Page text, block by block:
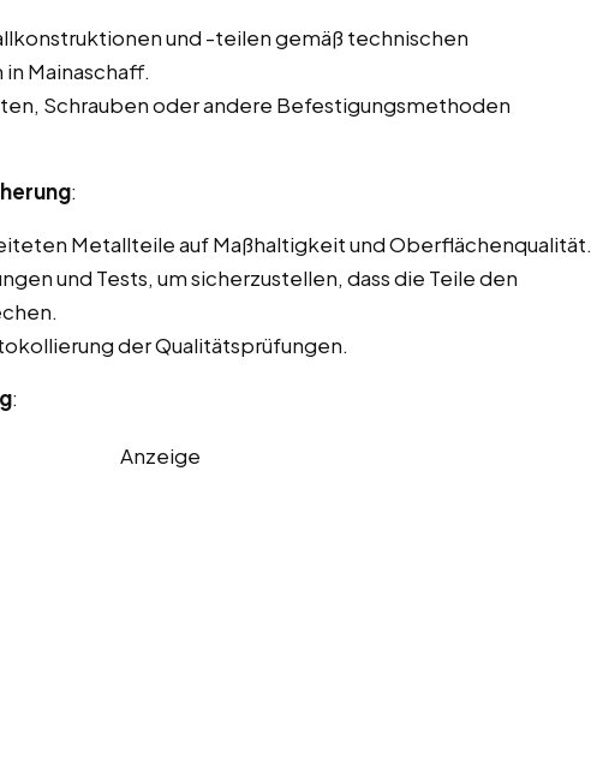
und -teilen gemäß technischen
Mainaschaff.
Schrauben oder andere Befestigungsmethoden
:
Metallteile auf Maßhaltigkeit und Oberflächenqualität.
und Tests, um sicherzustellen, dass die Teile den
der Qualitätsprüfungen.
:
Anzeige